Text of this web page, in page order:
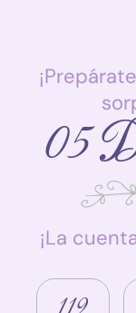
05
¡La